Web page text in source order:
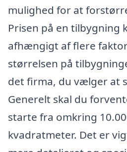
mulighed for at
Prisen på en tilbygning
afhængigt af flere
størrelsen på
det firma, du vælger at
Generelt skal du
starte fra omkring
kvadratmeter. Det er